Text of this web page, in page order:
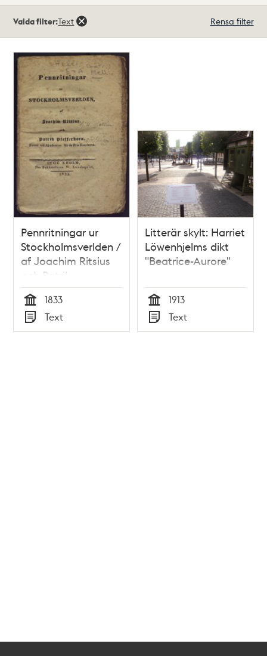
träffar
Valda filter:Text Rensa filter
Pennritningar ur
Stockholmsverlden /
af Joachim Ritsius
och Patrik
Pfefferkorn, elever
vid Akademien för
de Fria Konsterna
Tid
1833
Typ
Text
Litterär skylt: Harriet
Löwenhjelms dikt
"Beatrice-Aurore"
Tid
1913
Typ
Text